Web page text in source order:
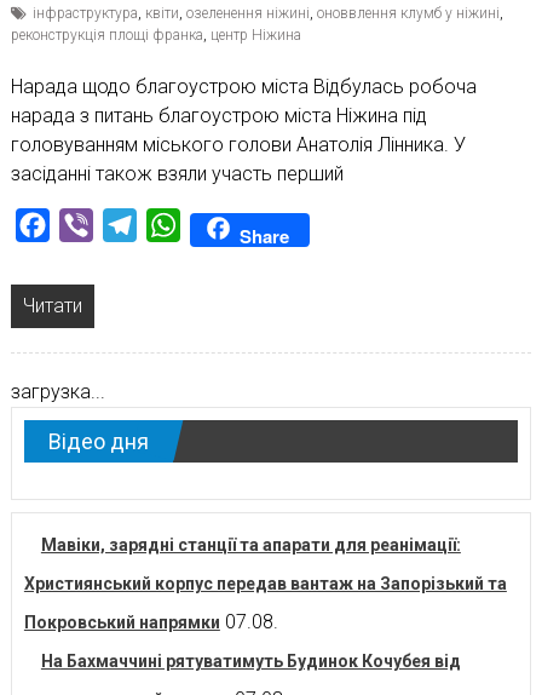
інфраструктура квіти озеленення ніжині оноввлення клумб у ніжині
реконструкція площі франка центр Ніжина
Нарада щодо благоустрою міста Відбулась робоча
нарада з питань благоустрою міста Ніжина під
головуванням міського голови Анатолія Лінника. У
засіданні також взяли участь перший
Facebook
Viber TelegramWhatsAppShare
Читати
загрузка...
Відео дня
Мавіки, зарядні станції та апарати для реанімації:
Християнський корпус передав вантаж на Запорізький та
Покровський напрямки 07.08.
На Бахмаччині рятуватимуть Будинок Кочубея від